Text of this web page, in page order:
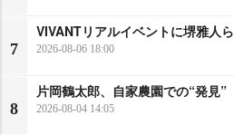
7
VIVANTリアルイベントに堺雅人ら
2026-08-06 18:00
8
片岡鶴太郎、自家農園での“発見”
2026-08-04 14:05